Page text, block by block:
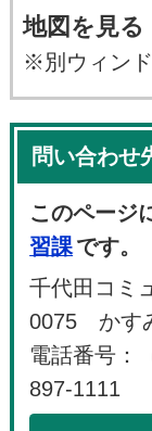
地図を見る
※別ウィンド
問い合わせ
このページ
習課です。
千代田コミ
0075 かす
電話番号：
897-1111